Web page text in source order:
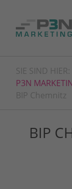
SIE SIND HIER:
P3N
BIP Chemnitz
BIP